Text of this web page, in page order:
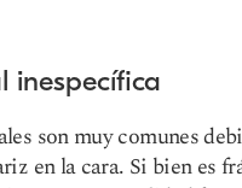
inespecífica
son muy comunes
en la cara. Si bien es